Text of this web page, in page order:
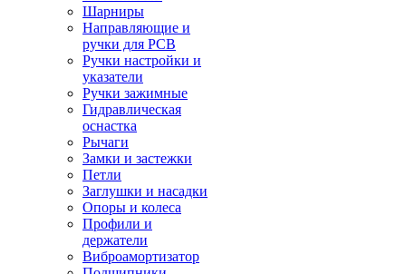
Шарниры
Направляющие и
ручки для PCB
Ручки настройки и
указатели
Ручки зажимные
Гидравлическая
оснастка
Рычаги
Замки и застежки
Петли
Заглушки и насадки
Опоры и колеса
Профили и
держатели
Виброамортизатор